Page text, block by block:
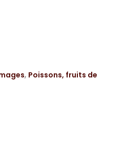
, Poissons, fruits de